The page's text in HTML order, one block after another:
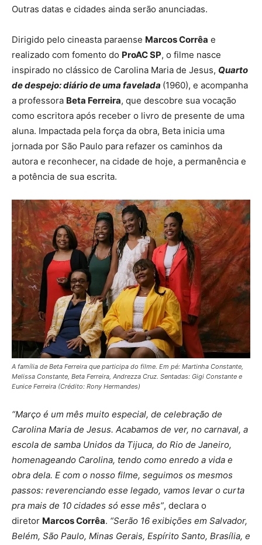
Outras datas e cidades ainda serão anunciadas.
Dirigido pelo cineasta paraense Marcos Corrêa e
realizado com fomento do ProAC SP, o filme nasce
inspirado no clássico de Carolina Maria de Jesus, Quarto
de despejo: diário de uma favelada (1960), e acompanha
a professora Beta Ferreira, que descobre sua vocação
como escritora após receber o livro de presente de uma
aluna. Impactada pela força da obra, Beta inicia uma
jornada por São Paulo para refazer os caminhos da
autora e reconhecer, na cidade de hoje, a permanência e
a potência de sua escrita.
A família de Beta Ferreira que participa do filme. Em pé: Martinha Constante,
Melissa Constante, Beta Ferreira, Andrezza Cruz. Sentadas: Gigi Constante e
Eunice Ferreira (Crédito: Rony Hermandes)
“Março é um mês muito especial, de celebração de
Carolina Maria de Jesus. Acabamos de ver, no carnaval, a
escola de samba Unidos da Tijuca, do Rio de Janeiro,
homenageando Carolina, tendo como enredo a vida e
obra dela. E com o nosso filme, seguimos os mesmos
passos: reverenciando esse legado, vamos levar o curta
pra mais de 10 cidades só esse mês”, declara o
diretor Marcos Corrêa. “Serão 16 exibições em Salvador,
Belém, São Paulo, Minas Gerais, Espírito Santo, Brasília, e